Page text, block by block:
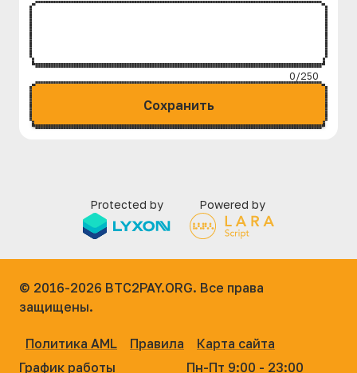
0/250
Сохранить
Protected by Powered by
© 2016-2026 BTC2PAY.ORG. Все права
защищены.
Политика AML Правила
Карта сайта
График работы
Пн-Пт 9:00 - 23:00